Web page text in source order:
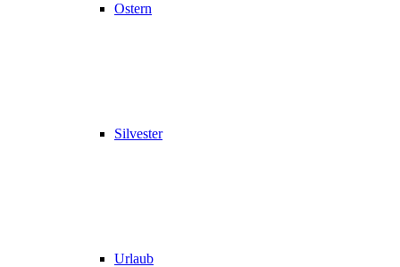
Ostern
Silvester
Urlaub